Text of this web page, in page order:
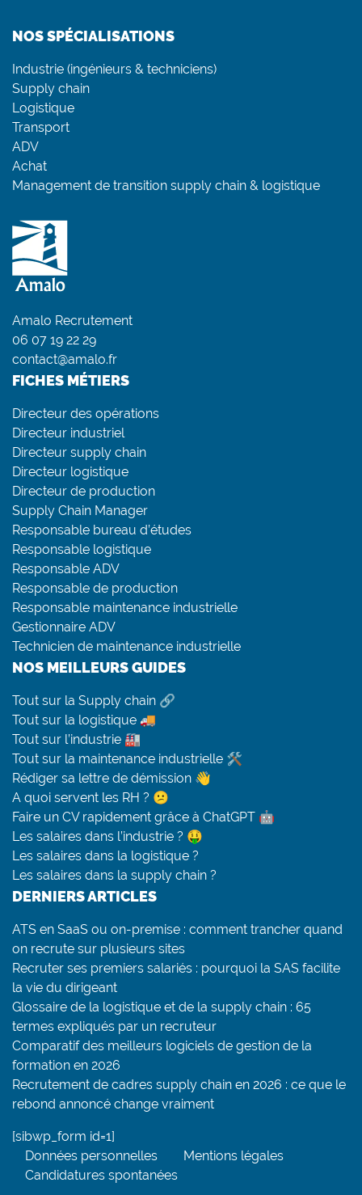
NOS SPÉCIALISATIONS
Industrie (ingénieurs & techniciens)
Supply chain
Logistique
Transport
ADV
Achat
Management de transition supply chain & logistique
Amalo Recrutement
06 07 19 22 29
contact@amalo.fr
FICHES MÉTIERS
Directeur des opérations
Directeur industriel
Directeur supply chain
Directeur logistique
Directeur de production
Supply Chain Manager
Responsable bureau d’études
Responsable logistique
Responsable ADV
Responsable de production
Responsable maintenance industrielle
Gestionnaire ADV
Technicien de maintenance industrielle
NOS MEILLEURS GUIDES
Tout sur la Supply chain 🔗
Tout sur la logistique 🚚
Tout sur l’industrie 🏭
Tout sur la maintenance industrielle 🛠
Rédiger sa lettre de démission 👋
A quoi servent les RH ? 😕
Faire un CV rapidement grâce à ChatGPT 🤖
Les salaires dans l’industrie ? 🤑
Les salaires dans la logistique ?
Les salaires dans la supply chain ?
DERNIERS ARTICLES
ATS en SaaS ou on-premise : comment trancher quand
on recrute sur plusieurs sites
Recruter ses premiers salariés : pourquoi la SAS facilite
la vie du dirigeant
Glossaire de la logistique et de la supply chain : 65
termes expliqués par un recruteur
Comparatif des meilleurs logiciels de gestion de la
formation en 2026
Recrutement de cadres supply chain en 2026 : ce que le
rebond annoncé change vraiment
[sibwp_form id=1]
Données personnelles
Mentions légales
Candidatures spontanées